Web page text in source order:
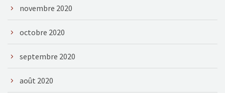
novembre 2020
octobre 2020
septembre 2020
août 2020